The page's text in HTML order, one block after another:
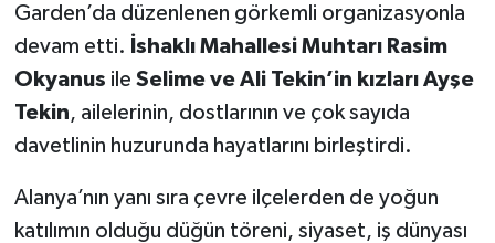
Garden’da düzenlenen görkemli organizasyonla
devam etti. İshaklı Mahallesi Muhtarı Rasim
Okyanus ile Selime ve Ali Tekin’in kızları Ayşe
Tekin, ailelerinin, dostlarının ve çok sayıda
davetlinin huzurunda hayatlarını birleştirdi.
Alanya’nın yanı sıra çevre ilçelerden de yoğun
katılımın olduğu düğün töreni, siyaset, iş dünyası